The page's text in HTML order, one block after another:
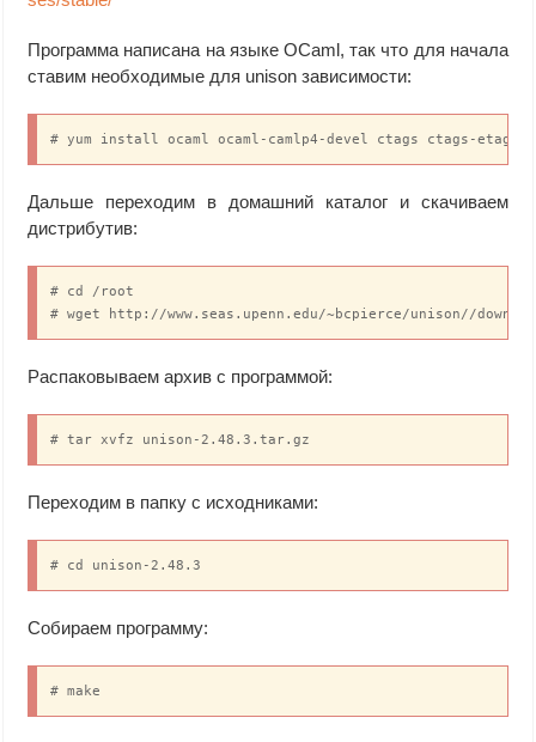
Программа написана на языке OCaml, так что для начала
ставим необходимые для unison зависимости:
# yum install ocaml ocaml-camlp4-devel ctags ctags-etags
Дальше переходим в домашний каталог и скачиваем
дистрибутив:
# cd /root
# wget http://www.seas.upenn.edu/~bcpierce/unison//
Распаковываем архив с программой:
# tar xvfz unison-2.48.3.tar.gz
Переходим в папку с исходниками:
# cd unison-2.48.3
Собираем программу:
# make